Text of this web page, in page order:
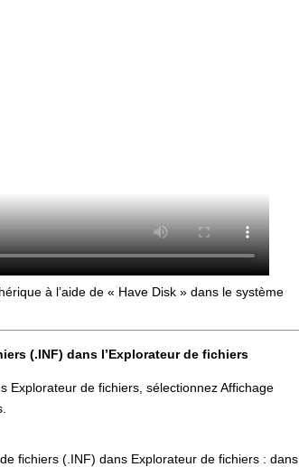
à l’aide de « Have Disk » dans le système
(.INF) dans l’Explorateur de fichiers
Explorateur de fichiers, sélectionnez Affichage
fichiers (.INF) dans Explorateur de fichiers : dans